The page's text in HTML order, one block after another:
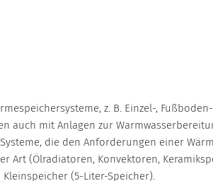
z. B. Einzel-,
auch mit Anlagen zur
die den Anforderungen einer
Art (Ölradiatoren, Konvektoren,
(5-Liter-Speicher).